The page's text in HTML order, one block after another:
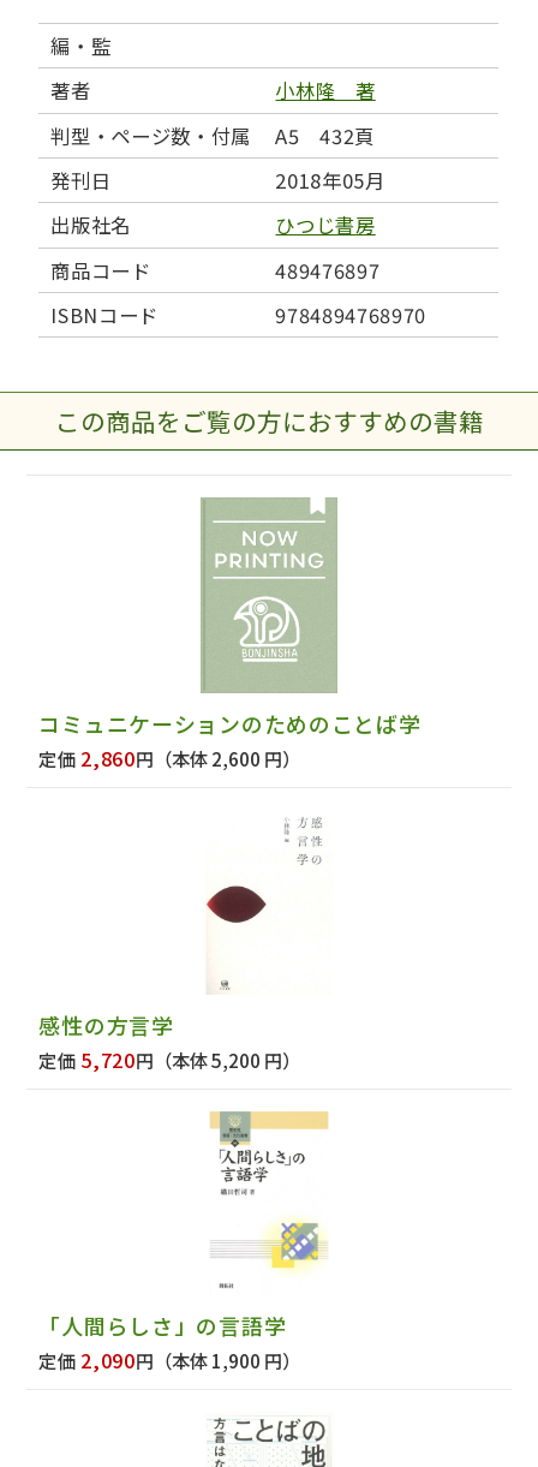
編・監
著者
小林隆 著
判型・ページ数・付属
A5 432頁
発刊日
2018年05月
出版社名
ひつじ書房
商品コード
489476897
ISBNコード
9784894768970
この商品をご覧の方におすすめの書籍
コミュニケーションのためのことば学
定価 2,860円 （本体 2,600 円）
感性の方言学
定価 5,720円 （本体 5,200 円）
「人間らしさ」の言語学
定価 2,090円 （本体 1,900 円）